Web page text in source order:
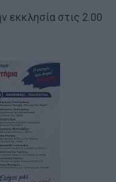
εκκλησία στις 2.00